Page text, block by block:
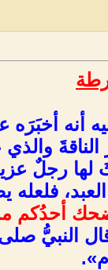
أخبَرَه
والذي
لها رجلٌ
أحدُكم
النبيُّ